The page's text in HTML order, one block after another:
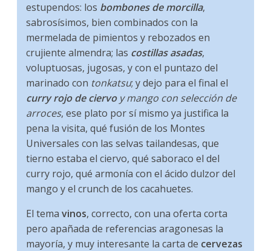
estupendos: los bombones de morcilla,
sabrosísimos, bien combinados con la
mermelada de pimientos y rebozados en
crujiente almendra; las costillas asadas,
voluptuosas, jugosas, y con el puntazo del
marinado con tonkatsu; y dejo para el final el
curry rojo de ciervoy mango con selección de
arroces, ese plato por sí mismo ya justifica la
pena la visita, qué fusión de los Montes
Universales con las selvas tailandesas, que
tierno estaba el ciervo, qué saboraco el del
curry rojo, qué armonía con el ácido dulzor del
mango y el crunch de los cacahuetes.
El temavinos, correcto, con una oferta corta
pero apañada de referencias aragonesas la
mayoría, y muy interesante la carta de cervezas